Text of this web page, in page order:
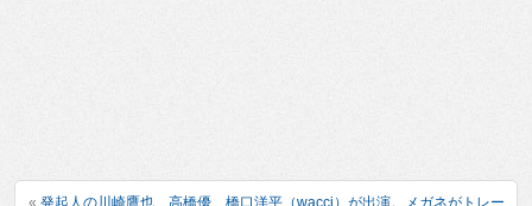
« 発起人の川崎鷹也、高橋優、橋口洋平（wacci）が出演。メガネがトレー